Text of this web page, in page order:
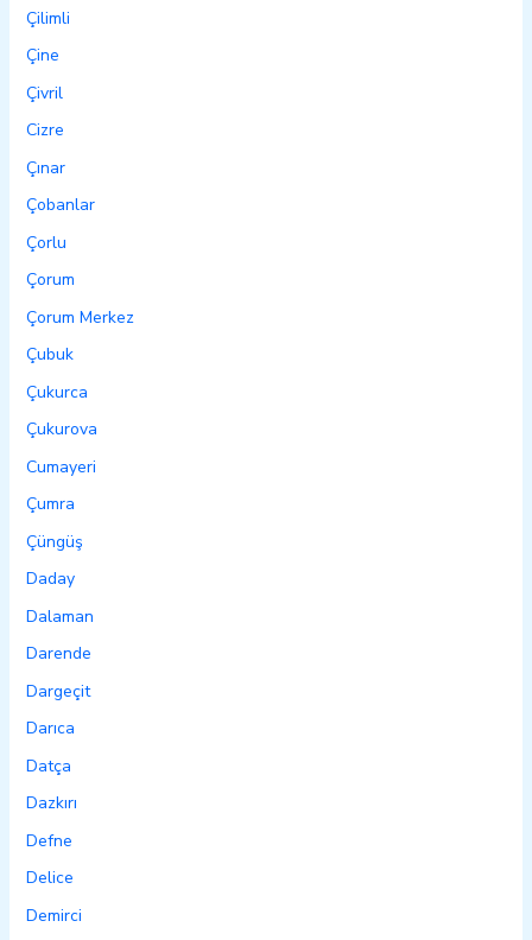
Çilimli
Çine
Çivril
Cizre
Çınar
Çobanlar
Çorlu
Çorum
Çorum Merkez
Çubuk
Çukurca
Çukurova
Cumayeri
Çumra
Çüngüş
Daday
Dalaman
Darende
Dargeçit
Darıca
Datça
Dazkırı
Defne
Delice
Demirci